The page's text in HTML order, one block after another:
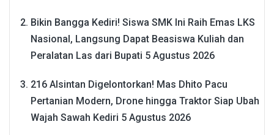
Bikin Bangga Kediri! Siswa SMK Ini Raih Emas LKS
Nasional, Langsung Dapat Beasiswa Kuliah dan
Peralatan Las dari Bupati 5 Agustus 2026
216 Alsintan Digelontorkan! Mas Dhito Pacu
Pertanian Modern, Drone hingga Traktor Siap Ubah
Wajah Sawah Kediri 5 Agustus 2026